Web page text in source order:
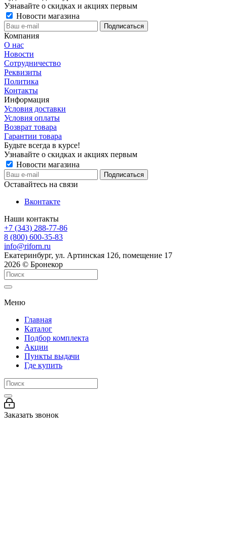
Узнавайте о скидках и акциях первым
Новости магазина
Компания
О нас
Новости
Сотрудничество
Реквизиты
Политика
Контакты
Информация
Условия доставки
Условия оплаты
Возврат товара
Гарантии товара
Будьте всегда в курсе!
Узнавайте о скидках и акциях первым
Новости магазина
Оставайтесь на связи
Вконтакте
Наши контакты
+7 (343) 288-77-86
8 (800) 600-35-83
info@riforn.ru
Екатеринбург, ул. Артинская 12б, помещение 17
2026 © Бронекор
Меню
Главная
Каталог
Подбор комплекта
Акции
Пункты выдачи
Где купить
Заказать звонок